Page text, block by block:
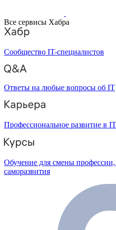
Все сервисы Хабра
Сообщество IT-специалистов
Ответы на любые вопросы об IT
Профессиональное развитие в IT
Обучение для смены профессии,
саморазвития